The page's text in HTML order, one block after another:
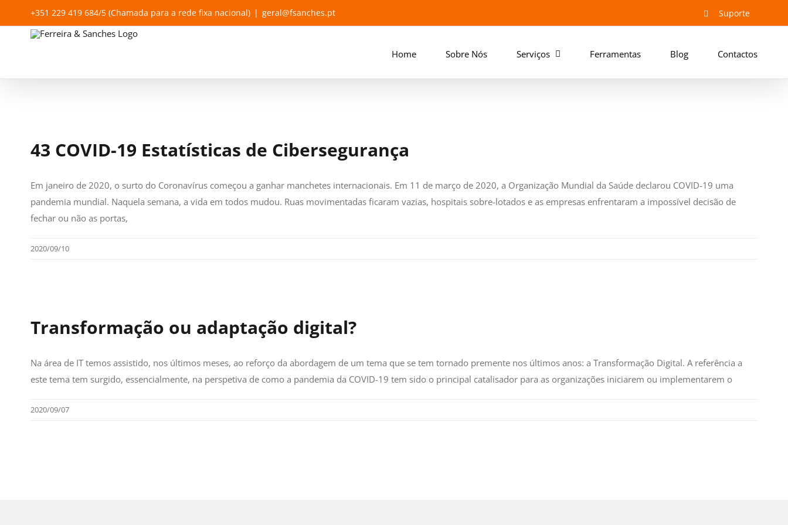
to
+351 229 419 684/5 (Chamada para a rede fixa nacional) | geral@fsanches.pt Suporte
Home Sobre Nós Serviços Ferramentas Blog Contactos
43 COVID-19 Estatísticas de Cibersegurança
Em janeiro de 2020, o surto do Coronavírus começou a ganhar manchetes internacionais. Em 11 de março de 2020, a Organização Mundial da Saúde declarou COVID-19 uma
pandemia mundial. Naquela semana, a vida em todos mudou. Ruas movimentadas ficaram vazias, hospitais sobre-lotados e as empresas enfrentaram a impossível decisão de
fechar ou não as portas,
2020/09/10
Transformação ou adaptação digital?
Na área de IT temos assistido, nos últimos meses, ao reforço da abordagem de um tema que se tem tornado premente nos últimos anos: a Transformação Digital. A referência a
este tema tem surgido, essencialmente, na perspetiva de como a pandemia da COVID-19 tem sido o principal catalisador para as organizações iniciarem ou implementarem o
2020/09/07